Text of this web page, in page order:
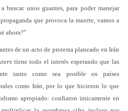
buscar unos guantes, para poder manejar
que provoca la muerte, vamos a
ahora?”
de un acto de protesta planeado en Irán
tiene todo el interés esperando que las
tanto como sea posible en países
como Irán, por lo que hicieron lo que
apropiado: confiaron únicamente en